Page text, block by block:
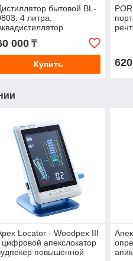
бытовой BL-
4 литра.
000₸
Купить
Locator - Woodpex III
цифровой апекслокатор
повышенной